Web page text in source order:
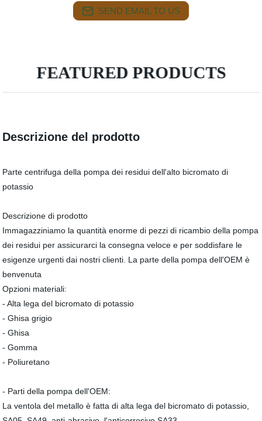
SEND EMAIL TO US
FEATURED PRODUCTS
Descrizione del prodotto
Parte centrifuga della pompa dei residui dell'alto bicromato di
potassio
Descrizione di prodotto
Immagazziniamo la quantità enorme di pezzi di ricambio della pompa
dei residui per assicurarci la consegna veloce e per soddisfare le
esigenze urgenti dai nostri clienti. La parte della pompa dell'OEM è
benvenuta
Opzioni materiali:
- Alta lega del bicromato di potassio
- Ghisa grigio
- Ghisa
- Gomma
- Poliuretano
- Parti della pompa dell'OEM:
La ventola del metallo è fatta di alta lega del bicromato di potassio,